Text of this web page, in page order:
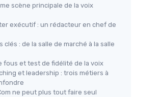
scène principale de la voix
exécutif : un rédacteur en chef de
clés : de la salle de marché à la salle
fous et test de fidélité de la voix
et leadership : trois métiers à
ne peut plus tout faire seul